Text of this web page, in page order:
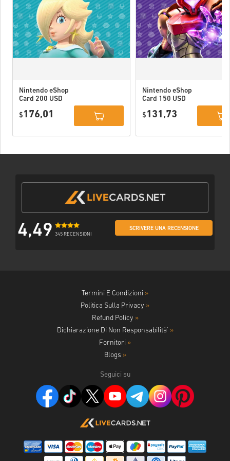
Nintendo eShop
Card 200 USD
$ 176,01
Nintendo eShop
Card 150 USD
$ 131,73
4,49 345 RECENSIONI
SCRIVERE UNA RECENSIONE
Termini E Condizioni »
Politica Sulla Privacy »
Refund Policy »
Dichiarazione Di Non Responsabilità' »
Fornitori »
Blogs »
Seguici su